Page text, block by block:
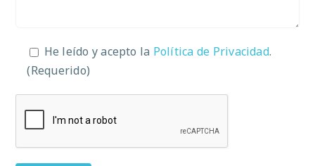
He leído y acepto la Política de Privacidad.
(Requerido)